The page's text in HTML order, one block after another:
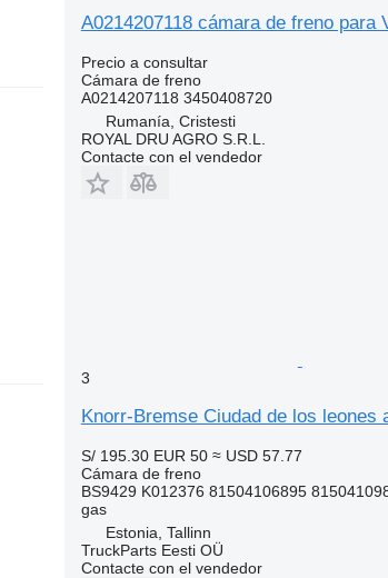
A0214207118 cámara de freno para
Precio a consultar
Cámara de freno
A0214207118 3450408720
Rumanía, Cristesti
ROYAL DRU AGRO S.R.L.
Contacte con el vendedor
3
Knorr-Bremse Ciudad de los leones
S/ 195.30 EUR 50 ≈ USD 57.77
Cámara de freno
BS9429 K012376 81504106895
gas
Estonia, Tallinn
TruckParts Eesti OÜ
Contacte con el vendedor